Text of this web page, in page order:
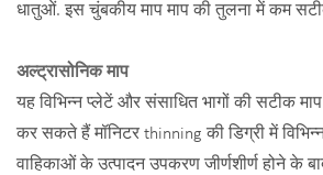
धातुओं. इस चुंबकीय माप माप की तुलना में कम
अल्ट्रासोनिक माप
यह विभिन्न प्लेटें और संसाधित भागों की सटीक
कर सकते हैं मॉनिटर thinning की डिग्री में
वाहिकाओं के उत्पादन उपकरण जीर्णशीर्ण होने के